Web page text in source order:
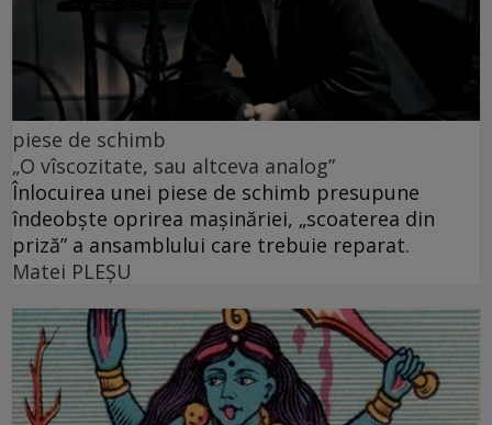
piese de schimb
„O vîscozitate, sau altceva analog”
Înlocuirea unei piese de schimb presupune
îndeobște oprirea mașinăriei, „scoaterea din
priză” a ansamblului care trebuie reparat.
Matei PLEŞU